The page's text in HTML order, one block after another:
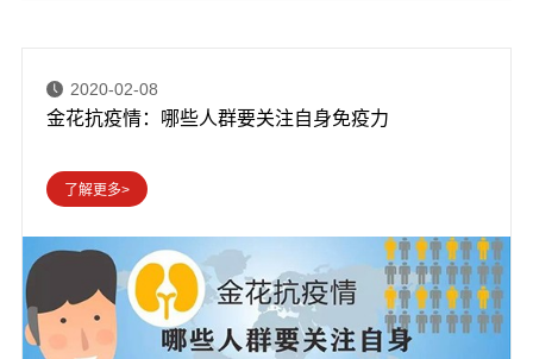
2020-02-08
金花抗疫情：哪些人群要关注自身免疫力